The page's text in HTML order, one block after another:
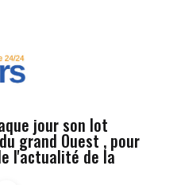
jour son lot
grand Ouest , pour
l'actualité de la